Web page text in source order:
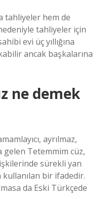
tahliyeler hem de
tahliyeler için
evi üç yıllığına
ancak başkalarına
ne demek
ayrılmaz,
gelen Tetemmim cüz,
sürekli yan
bir ifadedir.
da Eski Türkçede